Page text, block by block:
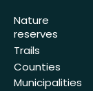
Nature
reserves
Trails
Counties
Municipalities